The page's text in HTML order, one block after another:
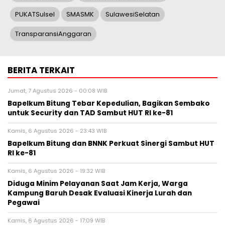
PUKATSulsel SMASMK SulawesiSelatan
TransparansiAnggaran
BERITA TERKAIT
Jumat, 7 Agustus 2026 - 00:08 WIB
Bapelkum Bitung Tebar Kepedulian, Bagikan Sembako
untuk Security dan TAD Sambut HUT RI ke-81
Kamis, 6 Agustus 2026 - 23:43 WIB
Bapelkum Bitung dan BNNK Perkuat Sinergi Sambut HUT
RI ke-81
Kamis, 6 Agustus 2026 - 19:32 WIB
Diduga Minim Pelayanan Saat Jam Kerja, Warga
Kampung Baruh Desak Evaluasi Kinerja Lurah dan
Pegawai
Kamis, 6 Agustus 2026 - 17:09 WIB